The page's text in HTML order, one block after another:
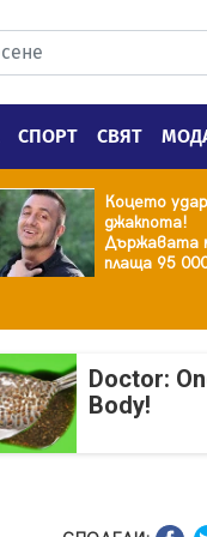
СПОРТ СВЯТ
Коцето
джакпота!
Държавата
плаща 95
Doctor:
Body!